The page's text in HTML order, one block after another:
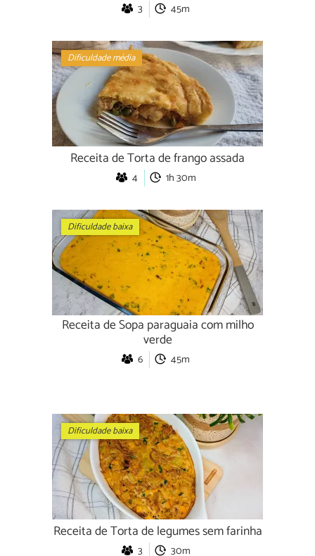
3 45m
Dificuldade média
Receita de Torta de frango assada
4 1h 30m
Dificuldade baixa
Receita de Sopa paraguaia com milho
verde
6 45m
Dificuldade baixa
Receita de Torta de legumes sem farinha
3 30m